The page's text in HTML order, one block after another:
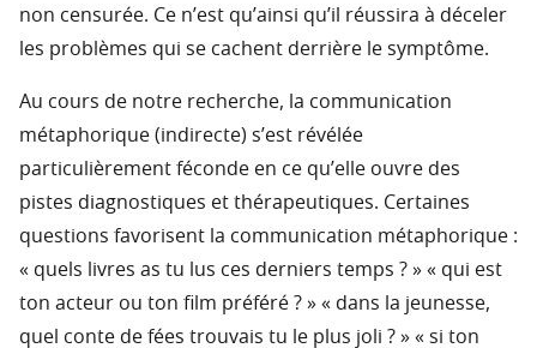
non censurée. Ce n’est qu’ainsi qu’il réussira à déceler
les problèmes qui se cachent derrière le symptôme.
Au cours de notre recherche, la communication
métaphorique (indirecte) s’est révélée
particulièrement féconde en ce qu’elle ouvre des
pistes diagnostiques et thérapeutiques. Certaines
questions favorisent la communication métaphorique :
« quels livres as tu lus ces derniers temps ? » « qui est
ton acteur ou ton film préféré ? » « dans la jeunesse,
quel conte de fées trouvais tu le plus joli ? » « si ton